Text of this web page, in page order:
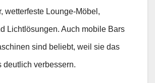
wetterfeste Lounge-Möbel,
Lichtlösungen. Auch mobile Bars
sind beliebt, weil sie das
deutlich verbessern.